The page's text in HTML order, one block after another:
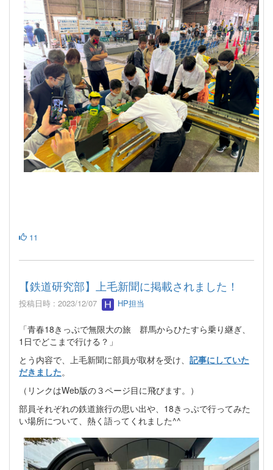
11
【鉄道研究部】上毛新聞に掲載されました！
投稿日時 : 2023/12/07 HP担当
「青春18きっぷで無限大の旅 群馬からひたすら乗り継ぎ、
1日でどこまで行ける？」
とう内容で、上毛新聞に部員が取材を受け、 記事にしていた
だきました。
（リンクはWeb版の３ページ目に飛びます。）
部員それぞれの鉄道旅行の思い出や、18きっぷで行ってみた
い場所について、熱く語ってくれました^^